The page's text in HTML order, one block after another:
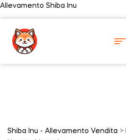
Allevamento Shiba Inu
Shiba Inu - Allevamento Vendita >